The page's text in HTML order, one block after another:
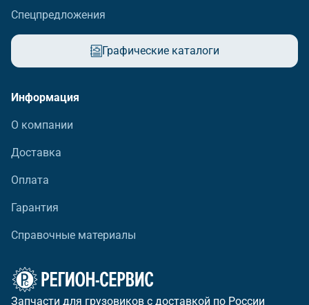
Спецпредложения
Графические каталоги
Информация
О компании
Доставка
Оплата
Гарантия
Справочные материалы
Запчасти для грузовиков с доставкой по России